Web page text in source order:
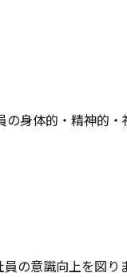
身体的・精神的
の意識向上を図り